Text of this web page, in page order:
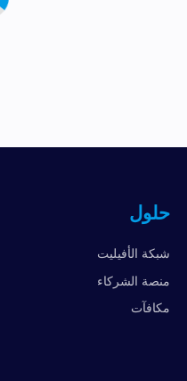
حلول
شبكة الأفيليت
منصة الشركاء
مكافآت